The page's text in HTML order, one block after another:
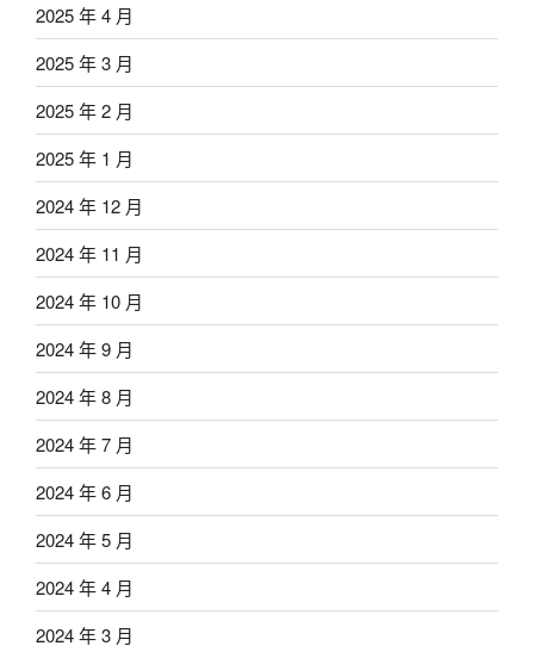
2025 年 4 月
2025 年 3 月
2025 年 2 月
2025 年 1 月
2024 年 12 月
2024 年 11 月
2024 年 10 月
2024 年 9 月
2024 年 8 月
2024 年 7 月
2024 年 6 月
2024 年 5 月
2024 年 4 月
2024 年 3 月